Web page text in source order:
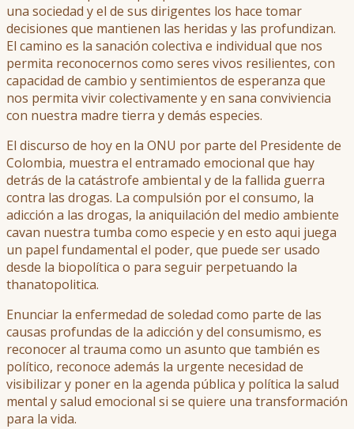
una sociedad y el de sus dirigentes los hace tomar
decisiones que mantienen las heridas y las profundizan.
El camino es la sanación colectiva e individual que nos
permita reconocernos como seres vivos resilientes, con
capacidad de cambio y sentimientos de esperanza que
nos permita vivir colectivamente y en sana conviviencia
con nuestra madre tierra y demás especies.
El discurso de hoy en la ONU por parte del Presidente de
Colombia, muestra el entramado emocional que hay
detrás de la catástrofe ambiental y de la fallida guerra
contra las drogas. La compulsión por el consumo, la
adicción a las drogas, la aniquilación del medio ambiente
cavan nuestra tumba como especie y en esto aqui juega
un papel fundamental el poder, que puede ser usado
desde la biopolítica o para seguir perpetuando la
thanatopolitica.
Enunciar la enfermedad de soledad como parte de las
causas profundas de la adicción y del consumismo, es
reconocer al trauma como un asunto que también es
político, reconoce además la urgente necesidad de
visibilizar y poner en la agenda pública y política la salud
mental y salud emocional si se quiere una transformación
para la vida.